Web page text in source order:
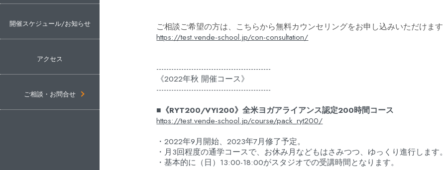
開催スケジュール/お知らせ
アクセス
ご相談・お問合せ
ご相談ご希望の方は、こちらから無料カウンセリングをお申し込みいただけます
https://test.vende-school.jp/con-consultation/
----------------------------------------------
《2022年秋 開催コース》
----------------------------------------------
■《RYT200/VYI200》全米ヨガアライアンス認定200時間コース
https://test.vende-school.jp/course/pack_ryt200/
・2022年9月開始、2023年7月修了予定。
・月3回程度の通学コースで、お休み月などもはさみつつ、ゆっくり進行します
・基本的に（日）13:00-18:00がスタジオでの受講時間となります。